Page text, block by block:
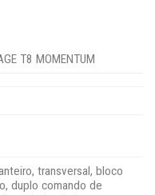
T8 MOMENTUM
transversal, bloco
duplo comando de